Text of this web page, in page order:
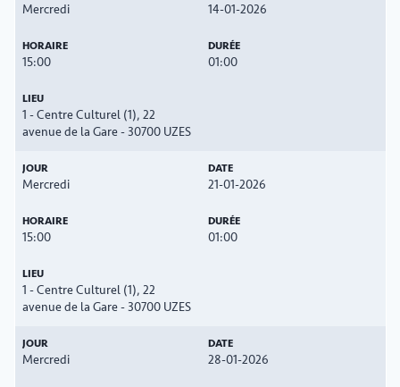
Mercredi 14-01-2026
15:00 01:00
1 - Centre Culturel (1), 22
avenue de la Gare - 30700 UZES
Mercredi 21-01-2026
15:00 01:00
1 - Centre Culturel (1), 22
avenue de la Gare - 30700 UZES
Mercredi 28-01-2026